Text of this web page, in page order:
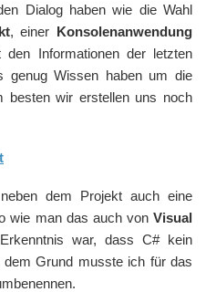
Dialog haben wie die Wahl
, einer Konsolenanwendung
den Informationen der letzten
genug Wissen haben um die
besten wir erstellen uns noch
dem Projekt auch eine
wie man das auch von Visual
war, dass C# kein
dem Grund musste ich für das